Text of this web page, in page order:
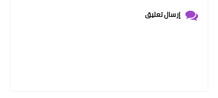
إرسال تعليق